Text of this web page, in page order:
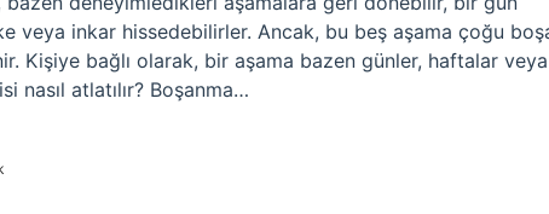
veya inkar hissedebilirler. Ancak, bu beş aşama çoğu
Kişiye bağlı olarak, bir aşama bazen günler, haftalar
nasıl atlatılır? Boşanma…